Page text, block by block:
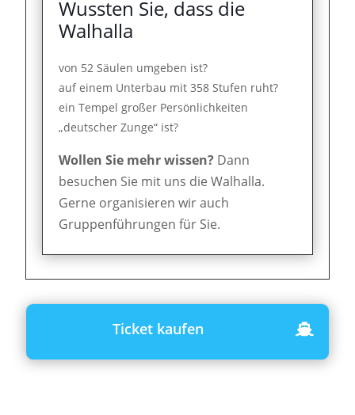
Wussten Sie, dass die
Walhalla
von 52 Säulen umgeben ist?
auf einem Unterbau mit 358 Stufen ruht?
ein Tempel großer Persönlichkeiten
„deutscher Zunge“ ist?
Wollen Sie mehr wissen? Dann
besuchen Sie mit uns die Walhalla.
Gerne organisieren wir auch
Gruppenführungen für Sie.
Ticket kaufen